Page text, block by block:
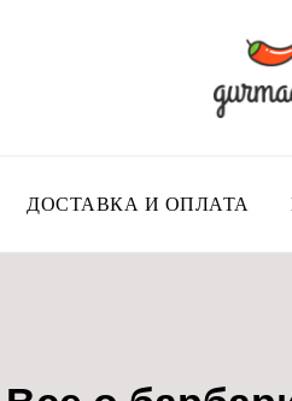
ДОСТАВКА И ОПЛАТА